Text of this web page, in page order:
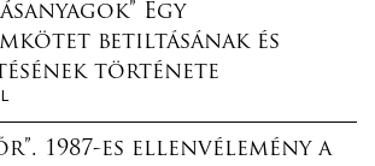
Egy
betiltásának és
története
1987-es ellenvélemény a